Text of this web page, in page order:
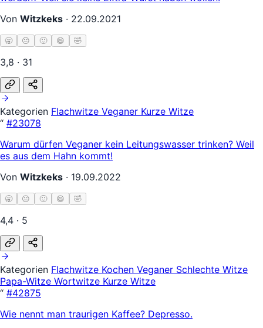
Von Witzkeks · 22.09.2021
🥱 😐 🙂 😄 🤣
3,8 · 31
Kategorien Flachwitze Veganer Kurze Witze
“ #23078
Warum dürfen Veganer kein Leitungswasser trinken? Weil
es aus dem Hahn kommt!
Von Witzkeks · 19.09.2022
🥱 😐 🙂 😄 🤣
4,4 · 5
Kategorien Flachwitze Kochen Veganer Schlechte Witze
Papa-Witze Wortwitze Kurze Witze
“ #42875
Wie nennt man traurigen Kaffee? Depresso.